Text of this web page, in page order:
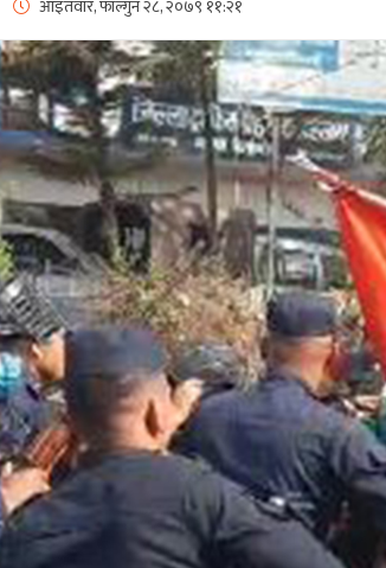
आइतवार, फाल्गुन २८, २०७९ ११:२१